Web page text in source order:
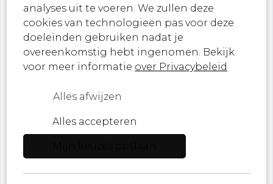
Nieuwsbrief
Laat je inspireren door onze nieuwste
ontwerpen, kunstwerken en aankomende
evenementen!
Ik ben een ...
analyses uit te voeren. We zullen deze
cookies van technologieën pas voor deze
doeleinden gebruiken nadat je
overeenkomstig hebt ingenomen. Bekijk
voor meer informatie over Privacybeleid
Alles afwijzen
Alles accepteren